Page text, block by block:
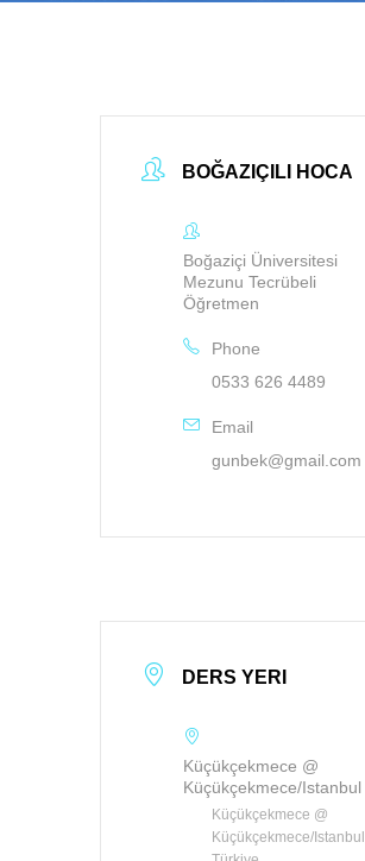
BOĞAZIÇILI HOCA
Boğaziçi Üniversitesi
Mezunu Tecrübeli
Öğretmen
Phone
0533 626 4489
Email
gunbek@gmail.com
DERS YERI
Küçükçekmece @
Küçükçekmece/Istanbul
Küçükçekmece @
Küçükçekmece/Istanbul,